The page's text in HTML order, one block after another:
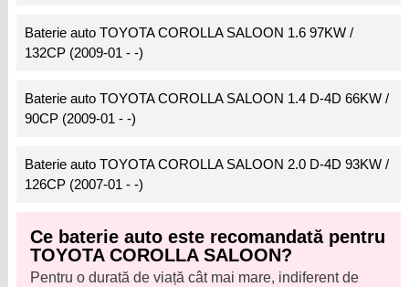
Baterie auto TOYOTA COROLLA SALOON 1.6 97KW /
132CP (2009-01 - -)
Baterie auto TOYOTA COROLLA SALOON 1.4 D-4D 66KW /
90CP (2009-01 - -)
Baterie auto TOYOTA COROLLA SALOON 2.0 D-4D 93KW /
126CP (2007-01 - -)
Ce baterie auto este recomandată pentru
TOYOTA COROLLA SALOON?
Pentru o durată de viață cât mai mare, indiferent de